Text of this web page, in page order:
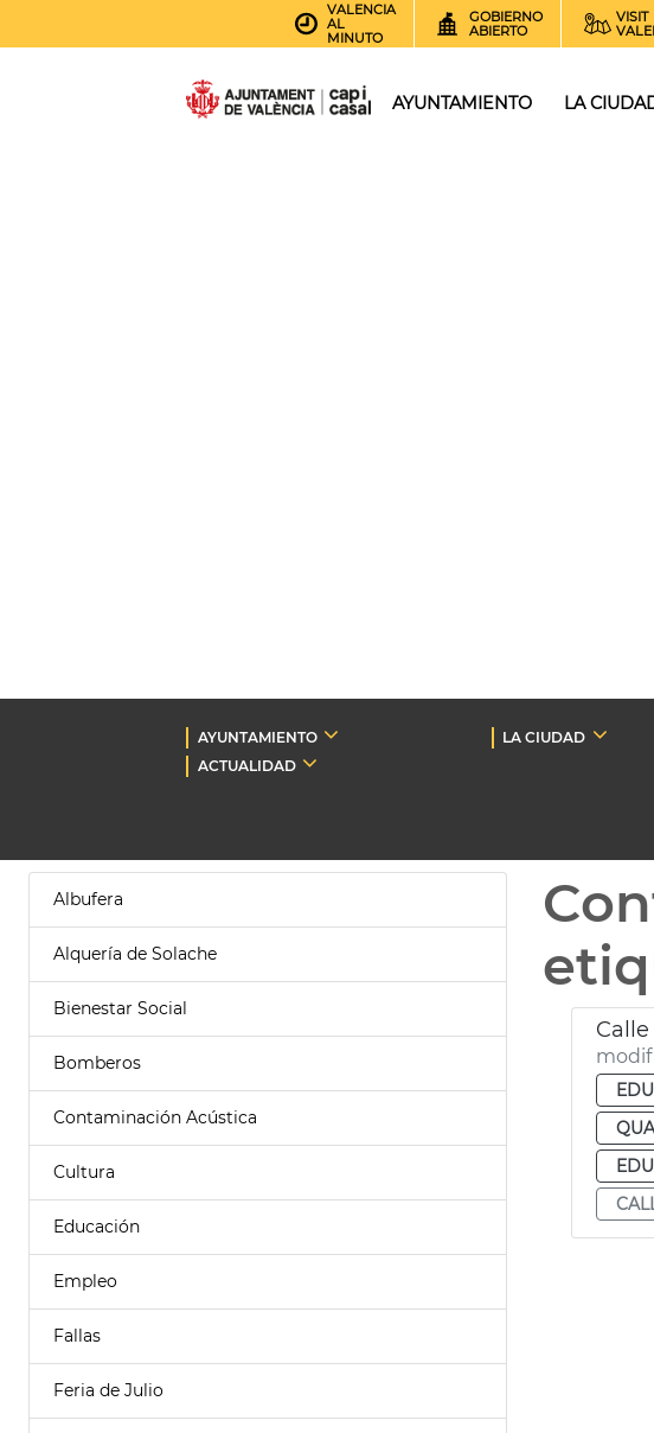
VALENCIA
AL
MINUTO
GOBIERNO
ABIERTO
VISIT
AYUNTAMIENTO LA
AYUNTAMIENTO LA CIUDAD
ACTUALIDAD
Albufera
Alquería de Solache
Bienestar Social
Bomberos
Contaminación Acústica
Cultura
Educación
Empleo
Fallas
Feria de Julio